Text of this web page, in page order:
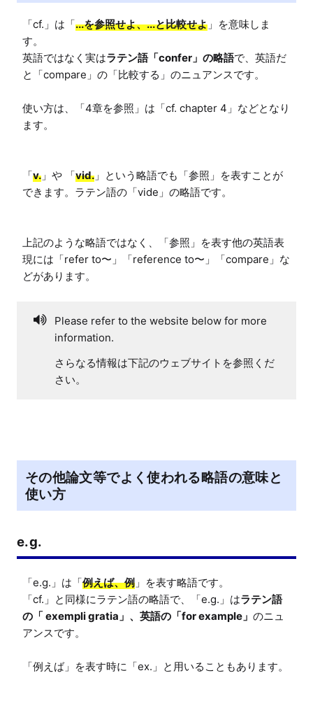
「cf.」は「...を参照せよ、...と比較せよ 」を意味しま
す。
英語ではなく実はラテン語「confer」の略語で、英語だ
と「compare」の「比較する」のニュアンスです。
使い方は、「4章を参照」は「cf. chapter 4」などとなり
ます。
「v. 」や 「vid. 」という略語でも「参照」を表すことが
できます。ラテン語の「vide」の略語です。
上記のような略語ではなく、「参照」を表す他の英語表
現には「refer to〜」「reference to〜」「compare」な
どがあります。
Please refer to the website below for more
information.
さらなる情報は下記のウェブサイトを参照くだ
さい。
その他論文等でよく使われる略語の意味と
使い方
e.g.
「e.g.」は「例えば、例 」を表す略語です。
「cf.」と同様にラテン語の略語で、「e.g.」はラテン語
の「 exempli gratia」、英語の「for example」 のニュ
アンスです。
「例えば」を表す時に「ex.」と用いることもあります。